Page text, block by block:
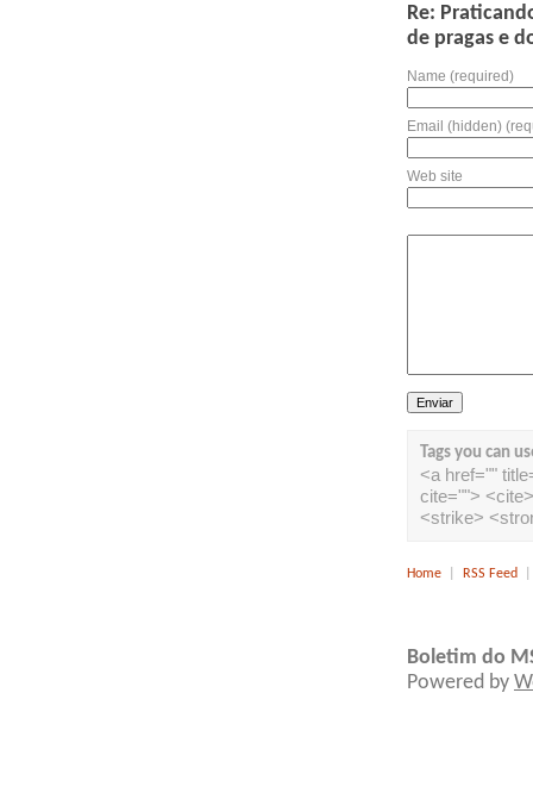
Re:
de pragas e
Name (required)
Email (hidden)
Web site
Tags you can
<a href=""
cite="">
<strike>
Home RSS Feed
Boletim do
Powered by